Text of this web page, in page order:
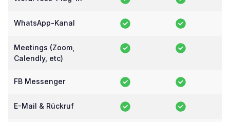
WhatsApp-Kanal
Meetings (Zoom,
Calendly, etc)
FB Messenger
E-Mail & Rückruf